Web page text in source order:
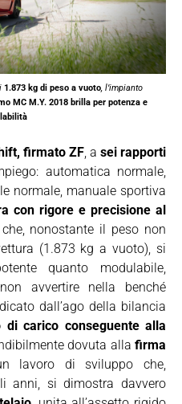
1.873 kg di peso a vuoto , l’impianto
MC M.Y. 2018 brilla per potenza e
firmato ZF , a sei rapporti
automatica normale,
normale, manuale sportiva
con rigore e precisione al
nonostante il peso non
(1.873 kg a vuoto), si
quanto modulabile,
avvertire nella benché
dall’ago della bilancia
di carico conseguente alla
dovuta alla firma
lavoro di sviluppo che,
anni, si dimostra davvero